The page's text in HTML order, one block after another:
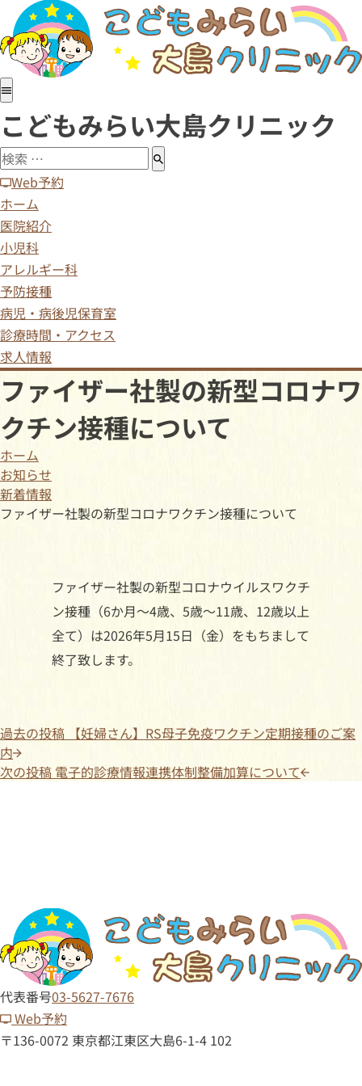
ホーム
医院紹介
小児科
アレルギー科
予防接種
病児・病後児保育室
診療時間・アクセス
求人情報
こどもみらい大島クリニック
Web予約
ホーム
医院紹介
小児科
アレルギー科
予防接種
病児・病後児保育室
診療時間・アクセス
求人情報
ファイザー社製の新型コロナワ
クチン接種について
ホーム
お知らせ
新着情報
ファイザー社製の新型コロナワクチン接種について
ファイザー社製の新型コロナウイルスワクチ
ン接種（6か月～4歳、5歳～11歳、12歳以上
全て）は2026年5月15日（金）をもちまして
終了致します。
過去の投稿
【妊婦さん】RS母子免疫ワクチン定期接種のご案
内
次の投稿 電子的診療情報連携体制整備加算について
代表番号03-5627-7676
Web予約
〒136-0072 東京都江東区大島6-1-4 102